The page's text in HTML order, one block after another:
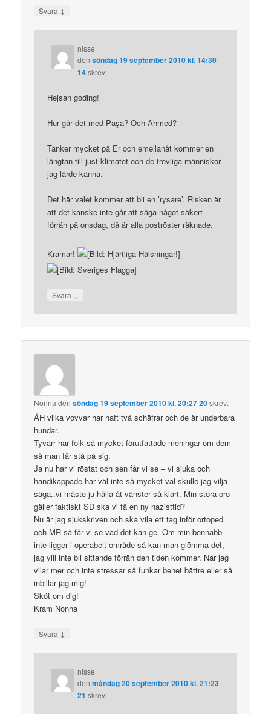
Svara ↓
nisse
densöndag 19 september 2010 kl. 14:30
14skrev:
Hejsan goding!
Hur går det med Paşa? Och Ahmed?
Tänker mycket på Er och emellanåt kommer en
längtan till just klimatet och de trevliga människor
jag lärde känna.
Det här valet kommer att bli en ’rysare’. Risken är
att det kanske inte går att säga något säkert
förrän på onsdag, då är alla poströster räknade.
Kramar!
Svara ↓
Nonna densöndag 19 september 2010 kl. 20:27 20skrev:
ÅH vilka vovvar har haft två schäfrar och de är underbara
hundar.
Tyvärr har folk så mycket förutfattade meningar om dem
så man får stå på sig.
Ja nu har vi röstat och sen får vi se – vi sjuka och
handikappade har väl inte så mycket val skulle jag vilja
säga..vi måste ju hålla åt vänster så klart. Min stora oro
gäller faktiskt SD ska vi få en ny nazisttid?
Nu är jag sjukskriven och ska vila ett tag inför ortoped
och MR så får vi se vad det kan ge. Om min bennabb
inte ligger i operabelt område så kan man glömma det,
jag vill inte bli sittande förrän den tiden kommer. När jag
vilar mer och inte stressar så funkar benet bättre eller så
inbillar jag mig!
Sköt om dig!
Kram Nonna
Svara ↓
nisse
denmåndag 20 september 2010 kl. 21:23
21 skrev: